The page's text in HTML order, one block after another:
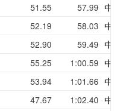
51.55 57.99 中
52.19 58.03 中
52.90 59.49 中
55.25 1:00.59 中
53.94 1:01.66 中
47.67 1:02.40 中